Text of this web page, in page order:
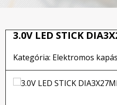
3.0V LED STICK
Kategória: Elektromos